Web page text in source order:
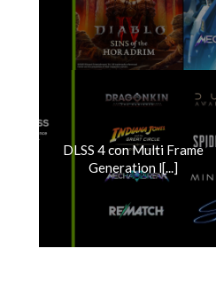
DLSS 4 con Multi Frame
Generation l[...]